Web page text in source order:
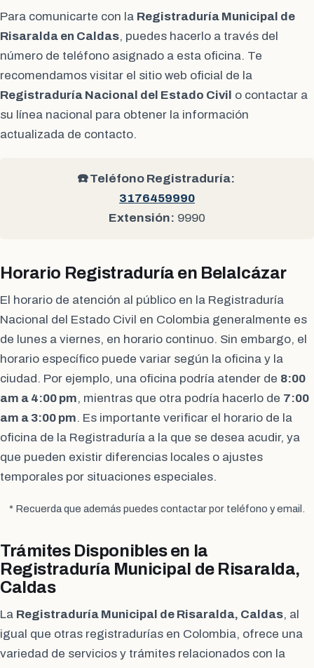
Para comunicarte con la Registraduría Municipal de
Risaralda en Caldas, puedes hacerlo a través del
número de teléfono asignado a esta oficina. Te
recomendamos visitar el sitio web oficial de la
Registraduría Nacional del Estado Civil o contactar a
su línea nacional para obtener la información
actualizada de contacto.
☎️ Teléfono Registraduría:
3176459990
Extensión: 9990
Horario Registraduría en Belalcázar
El horario de atención al público en la Registraduría
Nacional del Estado Civil en Colombia generalmente es
de lunes a viernes, en horario continuo. Sin embargo, el
horario específico puede variar según la oficina y la
ciudad. Por ejemplo, una oficina podría atender de 8:00
am a 4:00 pm, mientras que otra podría hacerlo de 7:00
am a 3:00 pm. Es importante verificar el horario de la
oficina de la Registraduría a la que se desea acudir, ya
que pueden existir diferencias locales o ajustes
temporales por situaciones especiales.
* Recuerda que además puedes contactar por teléfono y email.
Trámites Disponibles en la
Registraduría Municipal de Risaralda,
Caldas
La Registraduría Municipal de Risaralda, Caldas, al
igual que otras registradurías en Colombia, ofrece una
variedad de servicios y trámites relacionados con la